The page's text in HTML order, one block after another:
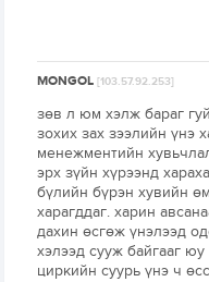
MONGOL[103.57.92.253]
зөв л юм хэлж бараг
зохих зах зээлийн үнэ
менежментийн
эрх зүйн хүрээнд
бүлийн бүрэн хувийн
харагддаг. харин
дахин өсгөж үнэлээд
хэлээд сууж байгааг
циркийн суурь үнэ ч